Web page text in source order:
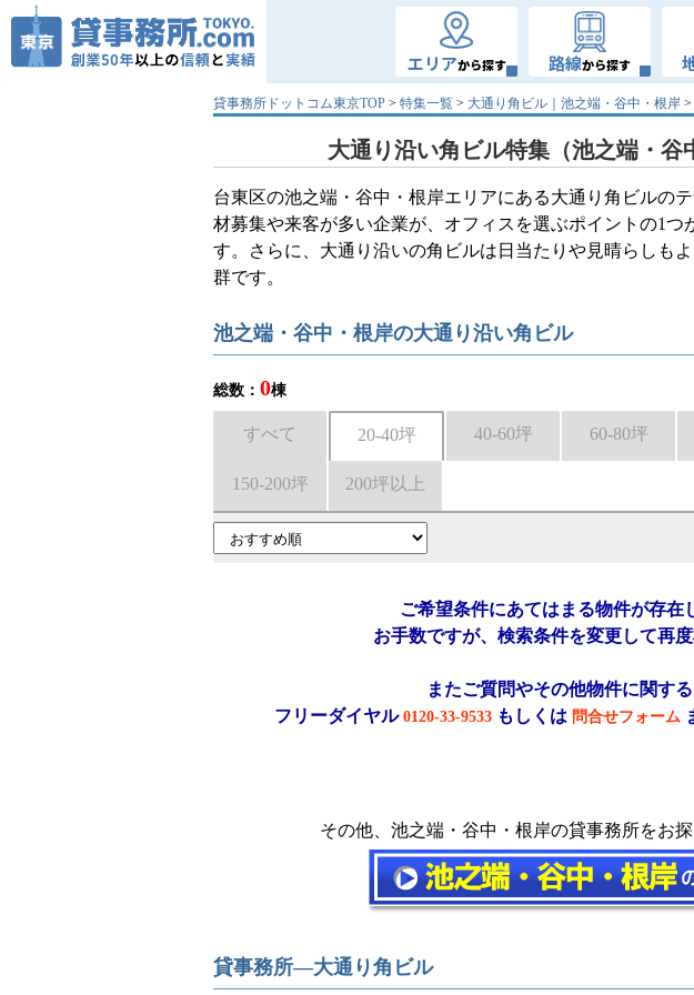
エリアから探す 路線から探す
貸事務所ドットコム東京TOP > 特集一覧 > 大通り角ビル｜池之端・谷中・根岸 >
大通り沿い角ビル特集（池之端・谷
台東区の池之端・谷中・根岸エリアにある大通り角ビルの
材募集や来客が多い企業が、オフィスを選ぶポイントの1
す。さらに、大通り沿いの角ビルは日当たりや見晴らしも
群です。
池之端・谷中・根岸の大通り沿い角ビル
総数： 0棟
すべて 20-40坪 40-60坪 60-80坪
150-200坪 200坪以上
ご希望条件にあてはまる物件が存在
お手数ですが、検索条件を変更して再度
またご質問やその他物件に関する
フリーダイヤル 0120-33-9533 もしくは 問合せフォーム
その他、池之端・谷中・根岸の貸事務所をお
貸事務所―大通り角ビル